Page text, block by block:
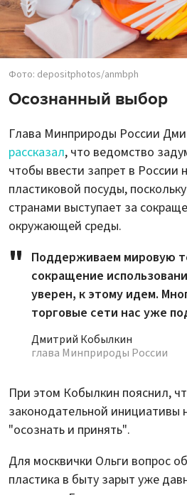
Фото: depositphotos/anmbph
Осознанный выбор
Глава Минприроды России
рассказал, что ведомство
чтобы ввести запрет в России
пластиковой посуды,
странами выступает за
окружающей среды.
Поддерживаем мировую
сокращение
уверен, к этому идем.
торговые сети нас уже
Дмитрий Кобылкин
глава Минприроды России
При этом Кобылкин пояснил,
законодательной инициативы
"осознать и принять".
Для москвички Ольги вопрос
пластика в быту зарыт уже